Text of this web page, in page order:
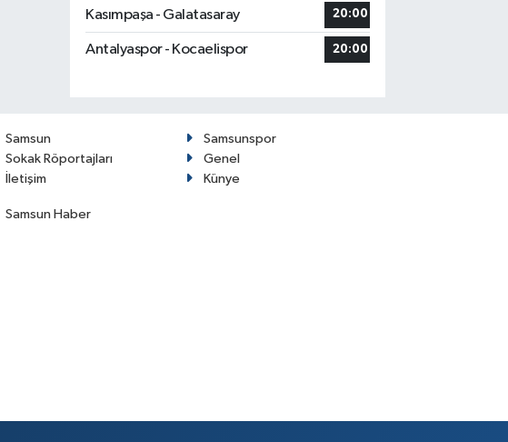
Kasımpaşa - Galatasaray 20:00
Antalyaspor - Kocaelispor 20:00
Samsun
Samsunspor
Sokak Röportajları
Genel
İletişim
Künye
Samsun Haber